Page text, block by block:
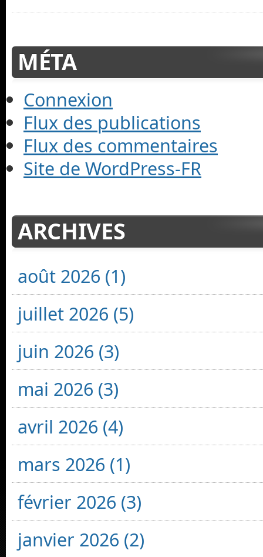
MÉTA
Connexion
Flux des publications
Flux des commentaires
Site de WordPress-FR
ARCHIVES
août 2026 (1)
juillet 2026 (5)
juin 2026 (3)
mai 2026 (3)
avril 2026 (4)
mars 2026 (1)
février 2026 (3)
janvier 2026 (2)